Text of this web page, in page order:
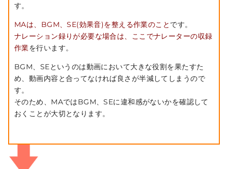
す。
MAは、BGM、SE(効果音)を整える作業のこと です。
ナレーション録りが必要な場合は、ここでナレーターの収録
作業を行います。
BGM、SEというのは動画において大きな役割を果たすた
め、動画内容と合ってなければ良さが半減してしまうので
す。
そのため、MAではBGM、SEに違和感がないかを確認して
おくことが大切となります。